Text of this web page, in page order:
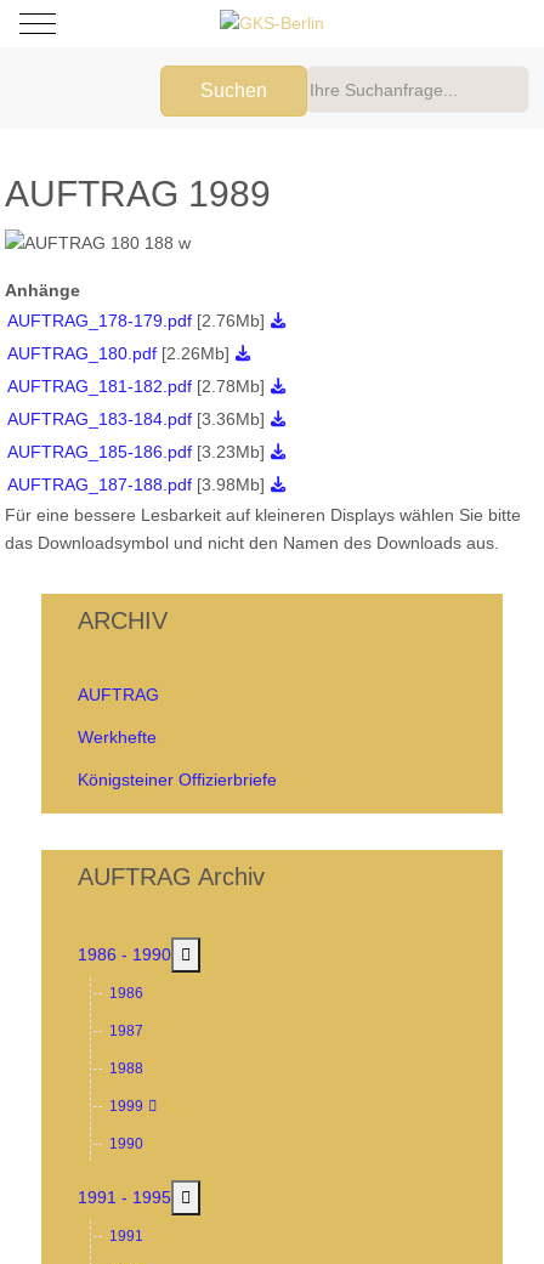
Mobile Menu Toggle
Suchen
AUFTRAG 1989
Anhänge
AUFTRAG_178-179.pdf [2.76Mb]
AUFTRAG_180.pdf [2.26Mb]
AUFTRAG_181-182.pdf [2.78Mb]
AUFTRAG_183-184.pdf [3.36Mb]
AUFTRAG_185-186.pdf [3.23Mb]
AUFTRAG_187-188.pdf [3.98Mb]
Für eine bessere Lesbarkeit auf kleineren Displays wählen Sie bitte
das Downloadsymbol und nicht den Namen des Downloads aus.
ARCHIV
AUFTRAG
Werkhefte
Königsteiner Offizierbriefe
AUFTRAG Archiv
1986 - 1990
1986
1987
1988
1999
1990
1991 - 1995
1991